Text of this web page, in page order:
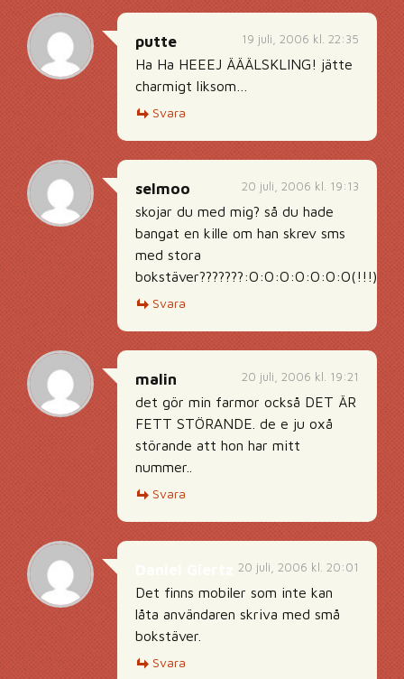
19 juli, 2006 kl. 22:35
putte
Ha Ha HEEEJ ÄÄÄLSKLING! jätte
charmigt liksom…
Svara
20 juli, 2006 kl. 19:13
selmoo
skojar du med mig? så du hade
bangat en kille om han skrev sms
med stora
bokstäver???????:O:O:O:O:O:O:O(!!!)
Svara
20 juli, 2006 kl. 19:21
malin
det gör min farmor också DET ÄR
FETT STÖRANDE. de e ju oxå
störande att hon har mitt
nummer..
Svara
20 juli, 2006 kl. 20:01
Det finns mobiler som inte kan
låta användaren skriva med små
bokstäver.
Svara